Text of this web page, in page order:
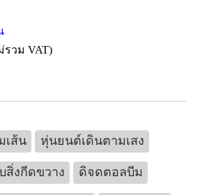
รวม VAT)
เส้น หุ่นยนต์เดินตามเสง
สิ่งกีดขวาง ดิจดตอลบีม